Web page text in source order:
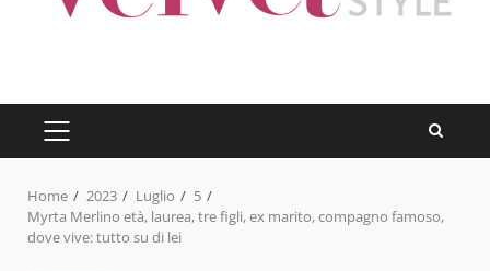
PRIMARY
MENU
Home 2023 Luglio
5
Myrta Merlino età, laurea, tre figli, ex marito, compagno famoso,
dove vive: tutto su di lei